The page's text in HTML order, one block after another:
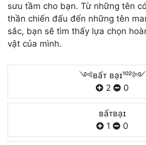
sưu tầm cho bạn. Từ những tên
thần chiến đấu đến những tên
sắc, bạn sẽ tìm thấy lựa chọn
vật của mình.
༺ʙấᴛ ʙạɪ¹⁰²༻
2
0
ʙấᴛʙạɪ
1
0